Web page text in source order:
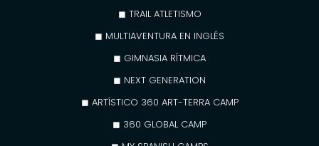
◼ TRAIL ATLETISMO
◼ MULTIAVENTURA EN INGLÉS
◼ GIMNASIA RÍTMICA
◼ NEXT GENERATION
◼ ARTÍSTICO 360 ART-TERRA CAMP
◼ 360 GLOBAL CAMP